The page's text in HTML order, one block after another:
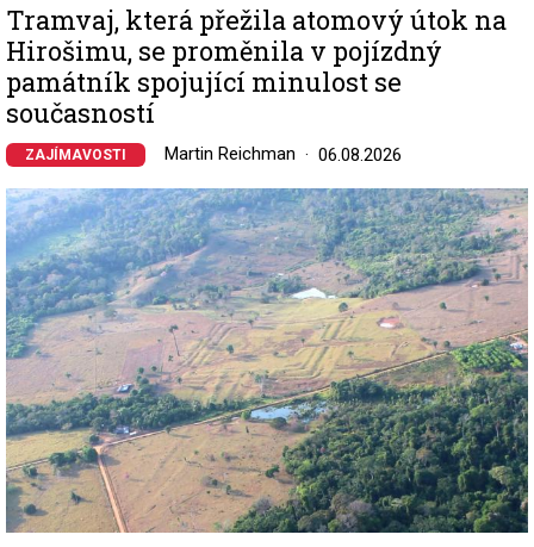
Tramvaj, která přežila atomový útok na
Hirošimu, se proměnila v pojízdný
památník spojující minulost se
současností
ZAJÍMAVOSTI Martin Reichman 06.08.2026
Image